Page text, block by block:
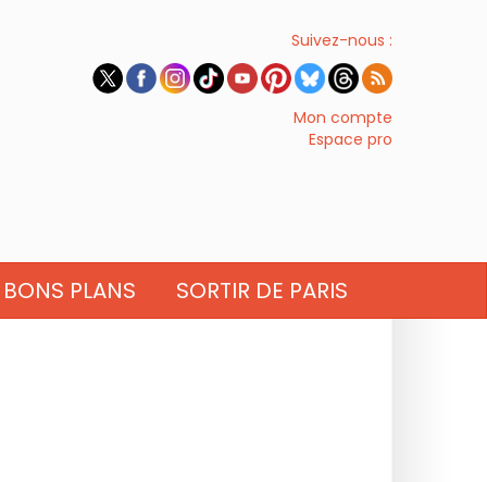
Suivez-nous :
Mon compte
Espace pro
BONS PLANS SORTIR DE PARIS